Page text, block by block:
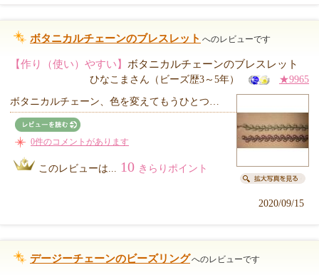
ボタニカルチェーンのブレスレット へのレビューです
【作り（使い）やすい】 ボタニカルチェーンのブレスレット
ひなこまさん（ビーズ歴3～5年） ★9965
ボタニカルチェーン、色を変えてもうひとつ…
0件のコメントがあります
このレビューは... 10 きらりポイント
2020/09/15
デージーチェーンのビーズリングへのレビューです